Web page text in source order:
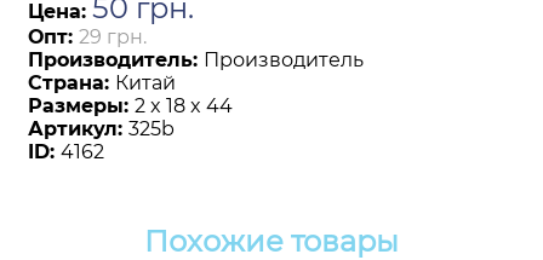
Цена: 50 грн.
Опт: 29 грн.
Производитель: Производитель
Страна: Китай
Размеры: 2 x 18 x 44
Артикул: 325b
ID: 4162
Похожие товары